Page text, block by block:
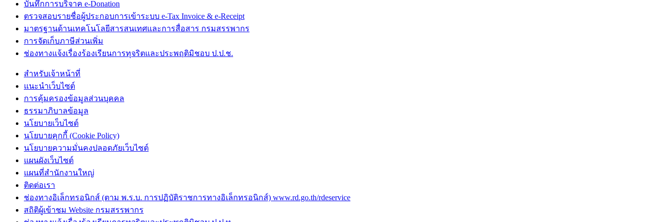
บันทึกการบริจาค e-Donation
ตรวจสอบรายชื่อผู้ประกอบการเข้าระบบ e-Tax Invoice & e-Receipt
มาตรฐานด้านเทคโนโลยีสารสนเทศและการสื่อสาร กรมสรรพากร
การจัดเก็บภาษีส่วนเพิ่ม
ช่องทางแจ้งเรื่องร้องเรียนการทุจริตและประพฤติมิชอบ ป.ป.ช.
สำหรับเจ้าหน้าที่
แนะนำเว็บไซต์
การคุ้มครองข้อมูลส่วนบุคคล
ธรรมาภิบาลข้อมูล
นโยบายเว็บไซต์
นโยบายคุกกี้ (Cookie Policy)
นโยบายความมั่นคงปลอดภัยเว็บไซต์
แผนผังเว็บไซต์
แผนที่สำนักงานใหญ่
ติดต่อเรา
ช่องทางอิเล็กทรอนิกส์ (ตาม พ.ร.บ. การปฏิบัติราชการทางอิเล็กทรอนิกส์) www.rd.go.th/rdeservice
สถิติผู้เข้าชม Website กรมสรรพากร